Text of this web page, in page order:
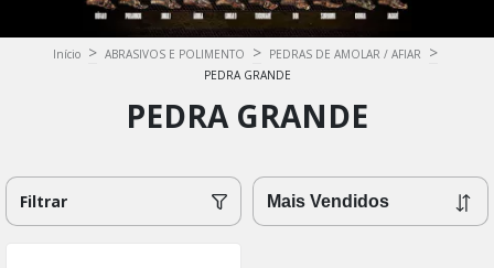
Início > ABRASIVOS E POLIMENTO > PEDRAS DE AMOLAR / AFIAR >
PEDRA GRANDE
PEDRA GRANDE
Filtrar